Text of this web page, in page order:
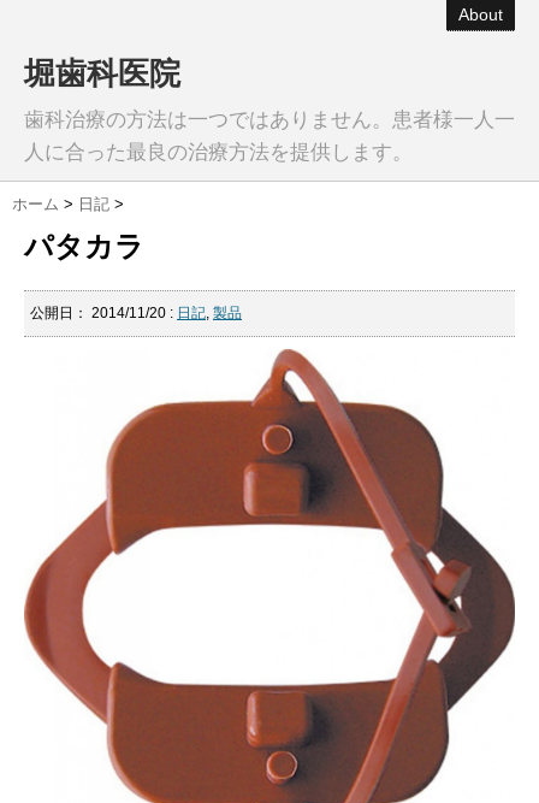
About
堀歯科医院
歯科治療の方法は一つではありません。患者様一人一
人に合った最良の治療方法を提供します。
ホーム > 日記 >
パタカラ
公開日： 2014/11/20 : 日記, 製品